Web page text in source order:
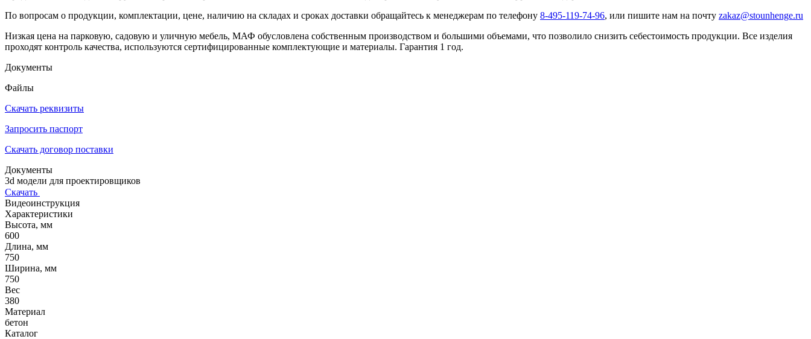
По вопросам о продукции, комплектации, цене, наличию на складах и сроках доставки обращайтесь к менеджерам по телефону 8-495-119-74-96, или пишите нам на почту zakaz@stounhenge.ru
Низкая цена на парковую, садовую и уличную мебель, МАФ обусловлена собственным производством и большими объемами, что позволило снизить себестоимость продукции. Все изделия
проходят контроль качества, используются сертифицированные комплектующие и материалы. Гарантия 1 год.
Документы
Файлы
Скачать реквизиты
Запросить паспорт
Скачать договор поставки
Документы
3d модели для проектировщиков
Скачать
Видеоинструкция
Характеристики
Высота, мм
600
Длина, мм
750
Ширина, мм
750
Вес
380
Материал
бетон
Каталог